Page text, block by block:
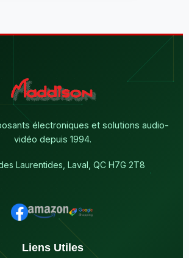
électroniques et solutions audio-
vidéo depuis 1994.
Laurentides, Laval, QC H7G 2T8
Liens Utiles